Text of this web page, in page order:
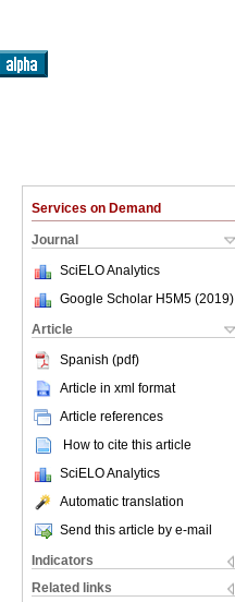
Services on Demand
Journal
SciELO Analytics
Google Scholar H5M5 (2019)
Article
Spanish (pdf)
Article in xml format
Article references
How to cite this article
SciELO Analytics
Automatic translation
Send this article by e-mail
Indicators
Related links